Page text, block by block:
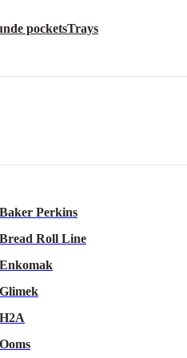
pocketsTrays
Baker Perkins
Bread Roll Line
Enkomak
Glimek
H2A
Ooms